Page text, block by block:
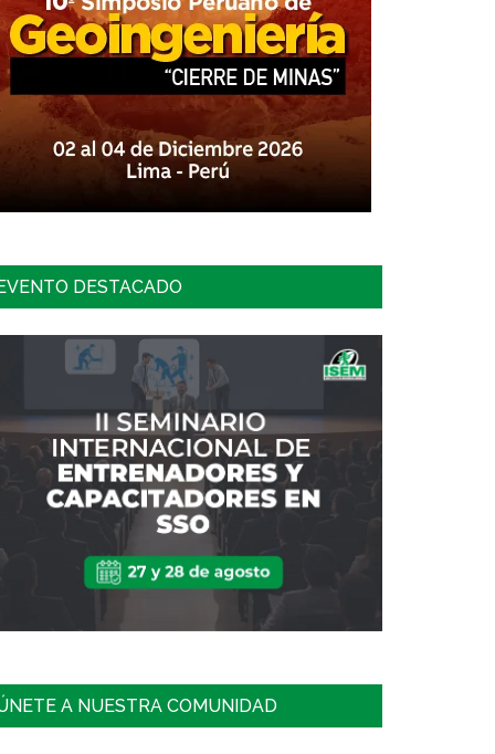
DESTACADO
A NUESTRA COMUNIDAD